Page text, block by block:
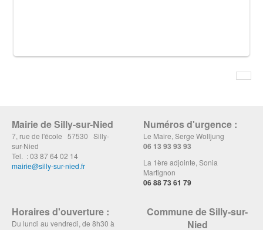
Mairie de Silly-sur-Nied
7, rue de l'école 57530 Silly-
sur-Nied
Tel. : 03 87 64 02 14
mairie@silly-sur-nied.fr
Numéros d'urgence :
Le Maire, Serge Wolljung
06 13 93 93 93
La 1ère adjointe, Sonia
Martignon
06 88 73 61 79
Horaires d'ouverture :
Du lundi au vendredi, de 8h30 à
Commune de Silly-sur-
Nied